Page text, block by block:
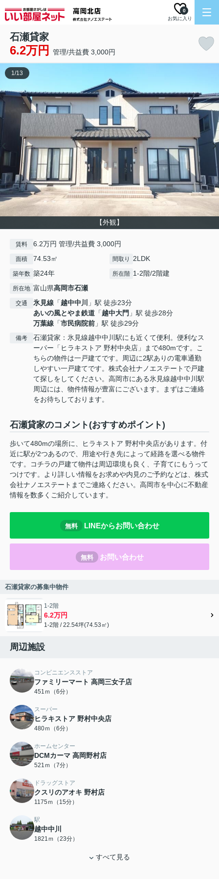
お気に入り
0
石瀬貸家
6.2万円 管理/共益費 3,000円
【外観】
1/13
賃料 6.2万円 管理/共益費 3,000円
面積 74.53㎡ 間取り 2LDK
築年数 築24年 所在階 1-2階/2階建
所在地 富山県高岡市石瀬
交通 氷見線 「越中中川
」駅 徒歩23分
あいの風とやま鉄道 「越中大門 」駅 徒歩28分
万葉線 「市民病院前 」駅 徒歩29分
備考
石瀬貸家：氷見線越中中川駅にも近くて便利。便利なス
ーパー「ヒラキストア 野村中央店」まで480mです。こ
ちらの物件は一戸建てです。周辺に2駅ありの電車通勤
しやすい一戸建てです。株式会社ナノエステートで戸建
て探しをしてください。高岡市にある氷見線越中中川駅
周辺には、物件情報が豊富にございます。まずはご連絡
をお待ちしております。
石瀬貸家のコメント(おすすめポイント)
歩いて480mの場所に、ヒラキストア 野村中央店があります。付
近に駅が2つあるので、用途や行き先によって経路を選べる物件
です。コチラの戸建て物件は周辺環境も良く、子育てにもうって
つけです。より詳しい情報をお求めや内見のご予約などは、株式
会社ナノエステートまでご連絡ください。高岡市を中心に不動産
情報を数多くご紹介しています。
無料 LINEからお問い合わせ
無料 お問い合わせ
石瀬貸家の募集中物件
1-2階
6.2万円
1-2階 / 22.54坪(74.53㎡)
周辺施設
コンビニエンスストア
ファミリーマート 高岡三女子店
451ｍ（6分）
スーパー
ヒラキストア 野村中央店
480ｍ（6分）
ホームセンター
DCMカーマ 高岡野村店
521ｍ（7分）
ドラッグストア
クスリのアオキ 野村店
1175ｍ（15分）
駅
越中中川
1821ｍ（23分）
すべて見る